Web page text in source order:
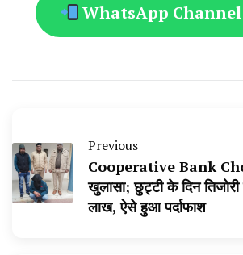
WhatsApp
Previous
Cooperative Bank
खुलासा; छुट्टी के दिन
लाख, ऐसे हुआ पर्दाफाश